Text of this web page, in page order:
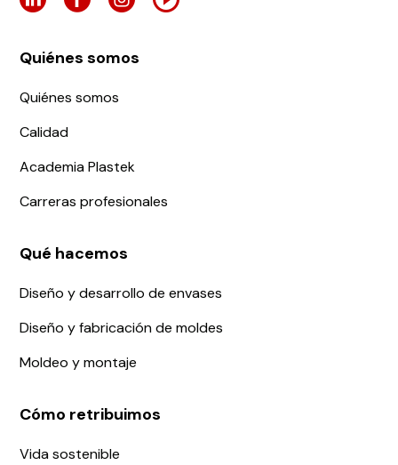
Quiénes somos
Quiénes somos
Calidad
Academia Plastek
Carreras profesionales
Qué hacemos
Diseño y desarrollo de envases
Diseño y fabricación de moldes
Moldeo y montaje
Cómo retribuimos
Vida sostenible